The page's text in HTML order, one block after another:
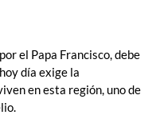
el Papa Francisco, debe
día exige la
en esta región, uno de